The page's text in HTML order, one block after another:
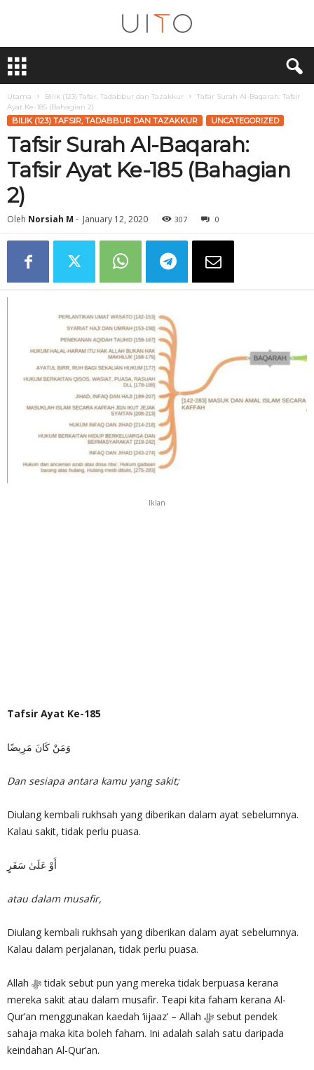
T
Utama Bilik (123) Tafsir, Tadabbur dan Tazakkur
Tafsir Surah Al-Baqarah: Tafsir
Ayat Ke-185 (Bahagian 2)
BILIK (123) TAFSIR, TADABBUR DAN TAZAKKUR UNCATEGORIZED
Tafsir Surah Al-Baqarah:
Tafsir Ayat Ke-185 (Bahagian
2)
Oleh Norsiah M - January 12, 2020 307 0
Iklan
Tafsir Ayat Ke-185
وَمَنْ كَانَ مَرِيضًا
Dan sesiapa antara kamu yang sakit;
Diulang kembali rukhsah yang diberikan dalam ayat sebelumnya.
Kalau sakit, tidak perlu puasa.
أَوْ عَلَىٰ سَفَرٍ
atau dalam musafir,
Diulang kembali rukhsah yang diberikan dalam ayat sebelumnya.
Kalau dalam perjalanan, tidak perlu puasa.
Allah ‎ﷻ tidak sebut pun yang mereka tidak berpuasa kerana
mereka sakit atau dalam musafir. Teapi kita faham kerana Al-
Qur’an menggunakan kaedah ‘iijaaz’ – Allah ‎ﷻ sebut pendek
sahaja maka kita boleh faham. Ini adalah salah satu daripada
keindahan Al-Qur’an.